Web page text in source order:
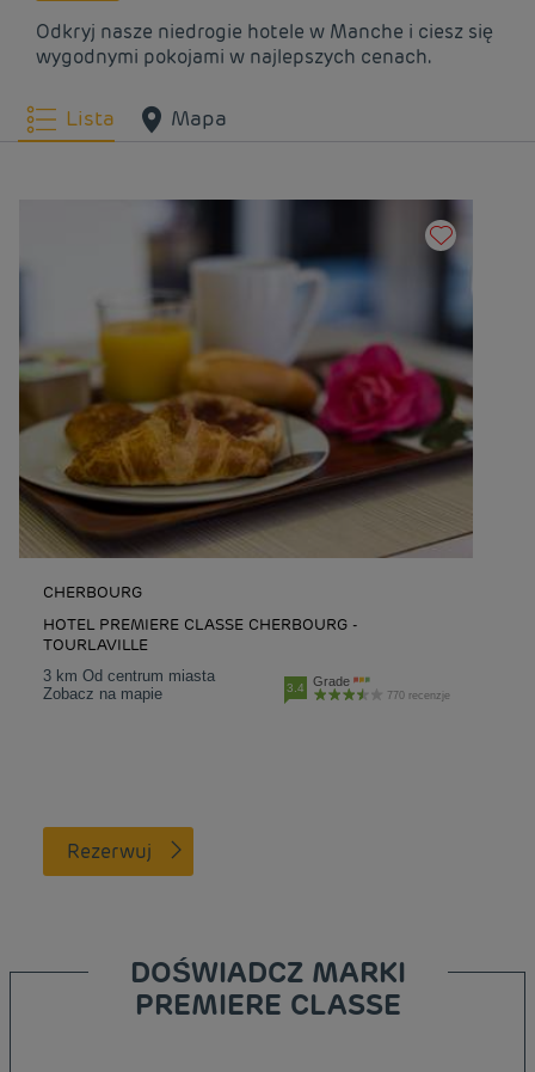
Odkryj nasze niedrogie hotele w Manche i ciesz się
wygodnymi pokojami w najlepszych cenach.
Lista Mapa
CHERBOURG
HOTEL PREMIERE CLASSE CHERBOURG -
TOURLAVILLE
3 km Od centrum miasta
Zobacz na mapie
3.4 Grade
770 recenzje
Rezerwuj
DOŚWIADCZ MARKI
PREMIERE CLASSE